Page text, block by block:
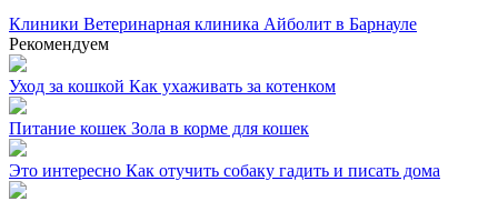
Клиники Ветеринарная клиника Айболит в Барнауле
Рекомендуем
Уход за кошкой Как ухаживать за котенком
Питание кошек Зола в корме для кошек
Это интересно Как отучить собаку гадить и писать дома